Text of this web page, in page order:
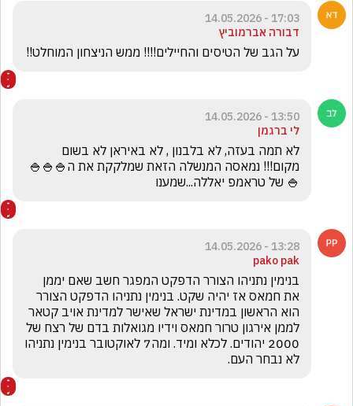
17:03 - 14.05.2026
דבורה אברמוביץ
על הגב של הטיסים והחיילים!!!! ממש הניצחון המוחלט!!
13:50 - 14.05.2026
לי ברגמן
מקום!!! נמאסה המנשלה הזאת שמלקקת את ה🍚🍚🍚
🍚 של טראמפ יאללה...שמענו
13:28 - 14.05.2026
pako pak
לא נבחר העם.